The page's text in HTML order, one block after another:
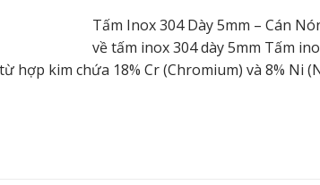
Tấm Inox 304 Dày 5mm – Cán
về tấm inox 304 dày 5mm Tấm
kim chứa 18% Cr (Chromium) và 8% Ni